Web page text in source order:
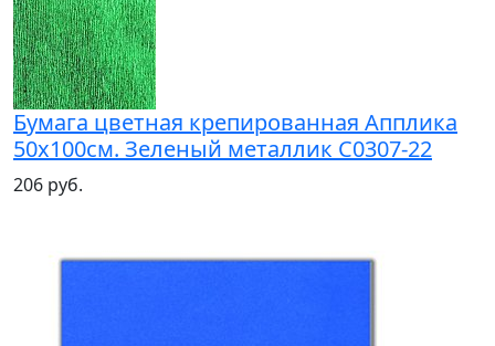
Бумага цветная крепированная Апплика
50х100см. Зеленый металлик С0307-22
206 руб.